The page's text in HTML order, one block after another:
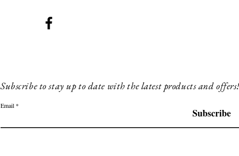
Subscribe to stay up to date with the latest products and
Email
Subscribe